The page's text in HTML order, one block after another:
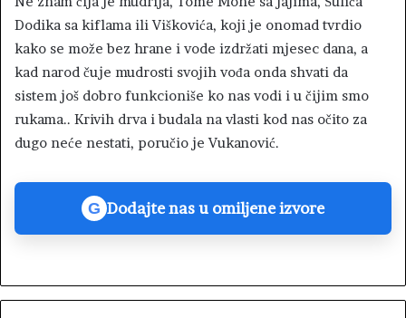
Dodika sa kiflama ili Viškovića, koji je onomad tvrdio
kako se može bez hrane i vode izdržati mjesec dana, a
kad narod čuje mudrosti svojih vođa onda shvati da
sistem još dobro funkcioniše ko nas vodi i u čijim smo
rukama.. Krivih drva i budala na vlasti kod nas očito za
dugo neće nestati, poručio je Vukanović.
G Dodajte nas u omiljene izvore